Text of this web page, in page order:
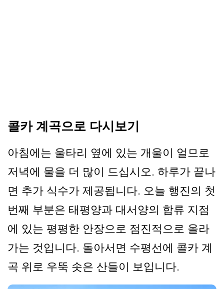
콜카 계곡으로 다시보기
아침에는 울타리 옆에 있는 개울이 얼므로
저녁에 물을 더 많이 드십시오. 하루가 끝나
면 추가 식수가 제공됩니다. 오늘 행진의 첫
번째 부분은 태평양과 대서양의 합류 지점
에 있는 평평한 안장으로 점진적으로 올라
가는 것입니다. 돌아서면 수평선에 콜카 계
곡 위로 우뚝 솟은 산들이 보입니다.